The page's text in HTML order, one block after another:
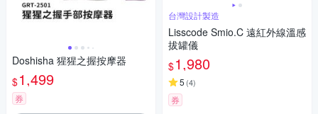
Doshisha 猩猩之握按摩器
$1,499
券
台灣設計製造
Lisscode Smio.C 遠紅外線溫感
拔罐儀
$1,980
5 (4)
券